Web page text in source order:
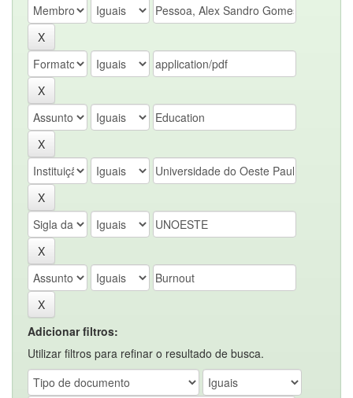
Adicionar filtros:
Utilizar filtros para refinar o resultado de busca.